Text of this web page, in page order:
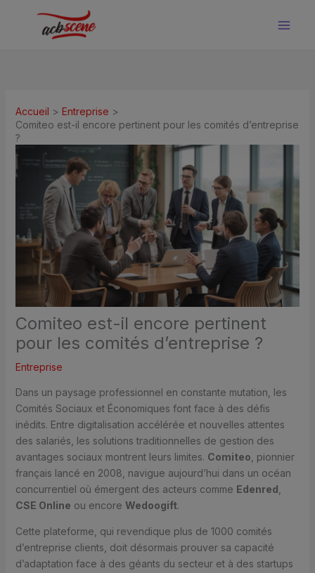
Accueil
Entreprise
Comiteo est-il encore pertinent pour les comités d’entreprise
?
Comiteo est-il encore pertinent
pour les comités d’entreprise ?
Entreprise
Dans un paysage professionnel en constante mutation, les
Comités Sociaux et Économiques font face à des défis
inédits. Entre digitalisation accélérée et nouvelles attentes
des salariés, les solutions traditionnelles de gestion des
avantages sociaux montrent leurs limites. Comiteo , pionnier
français lancé en 2008, navigue aujourd’hui dans un océan
concurrentiel où émergent des acteurs comme Edenred
CSE Online ou encore Wedoogift.
Cette plateforme, qui revendique plus de 1000 comités
d’entreprise clients, doit désormais prouver sa capacité
d’adaptation face à des géants du secteur et à des startups